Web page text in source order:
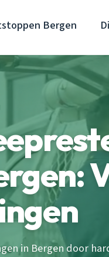
Bergen
in Bergen door